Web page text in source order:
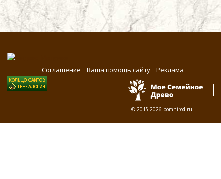
Соглашение Ваша помощь сайту Реклама
© 2015-2026 pomnirod.ru